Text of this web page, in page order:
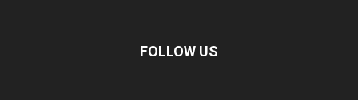
FOLLOW US